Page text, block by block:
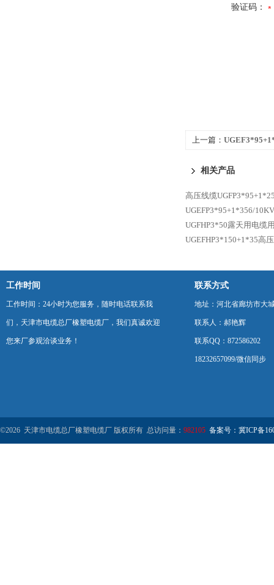
验证码：
上一篇：
相关产品
高压线缆
UGEFP3*95+1*356/
UGFHP3*50露天用电缆
UGEFHP3*150+1*35高
工作时间
工作时间：24小时为您服务，随时电话联系我
们，天津市电缆总厂橡塑电缆厂，我们真诚欢迎
您来厂参观洽谈业务！
联系方式
地址：河北省廊坊市大
联系人：郝艳辉
联系QQ：872586202
18232657099/微信同步
©2026 天津市电缆总厂橡塑电缆厂 版权所有 总访问量： 982105 备案号：冀ICP备